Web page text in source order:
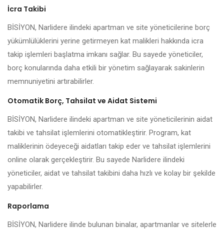
İcra Takibi
BİSİYON, Narlidere ilindeki apartman ve site yöneticilerine borç
yükümlülüklerini yerine getirmeyen kat malikleri hakkında icra
takip işlemleri başlatma imkanı sağlar. Bu sayede yöneticiler,
borç konularında daha etkili bir yönetim sağlayarak sakinlerin
memnuniyetini artırabilirler.
Otomatik Borç, Tahsilat ve Aidat Sistemi
BİSİYON, Narlidere ilindeki apartman ve site yöneticilerinin aidat
takibi ve tahsilat işlemlerini otomatikleştirir. Program, kat
maliklerinin ödeyeceği aidatları takip eder ve tahsilat işlemlerini
online olarak gerçekleştirir. Bu sayede Narlidere ilindeki
yöneticiler, aidat ve tahsilat takibini daha hızlı ve kolay bir şekilde
yapabilirler.
Raporlama
BİSİYON, Narlidere ilinde bulunan binalar, apartmanlar ve sitelerle